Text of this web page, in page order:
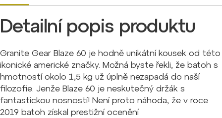
Detailní popis produktu
Granite Gear Blaze 60 je hodně unikátní kousek od této
ikonické americké značky. Možná byste řekli, že batoh s
hmotností okolo 1,5 kg už úplně nezapadá do naší
filozofie. Jenže Blaze 60 je neskutečný držák s
fantastickou nosností! Není proto náhoda, že v roce
2019 batoh získal prestižní ocenění